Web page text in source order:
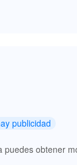
publicidad
obtener